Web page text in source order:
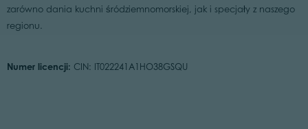
zarówno dania kuchni śródziemnomorskiej, jak i specjały z naszego
regionu.
Numer licencji: CIN: IT022241A1HO38GSQU